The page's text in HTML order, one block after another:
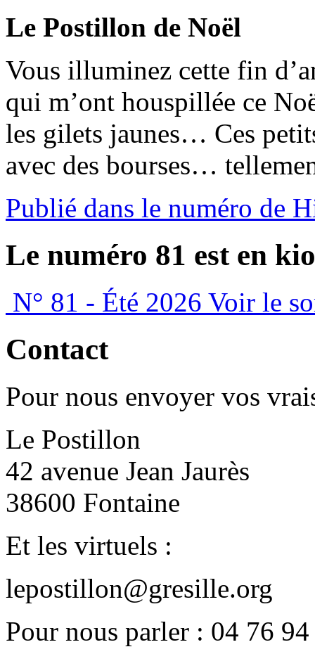
Le Postillon de Noël
Vous illuminez cette fin
qui m’ont houspillée ce
les gilets jaunes… Ces
avec des bourses…
Publié dans le numéro de
Le numéro 81 est en
N° 81 - Été 2026 Voir le
Contact
Pour nous envoyer vos
Le Postillon
42 avenue Jean Jaurès
38600 Fontaine
Et les virtuels :
lepostillon@gresille.org
Pour nous parler : 04 76